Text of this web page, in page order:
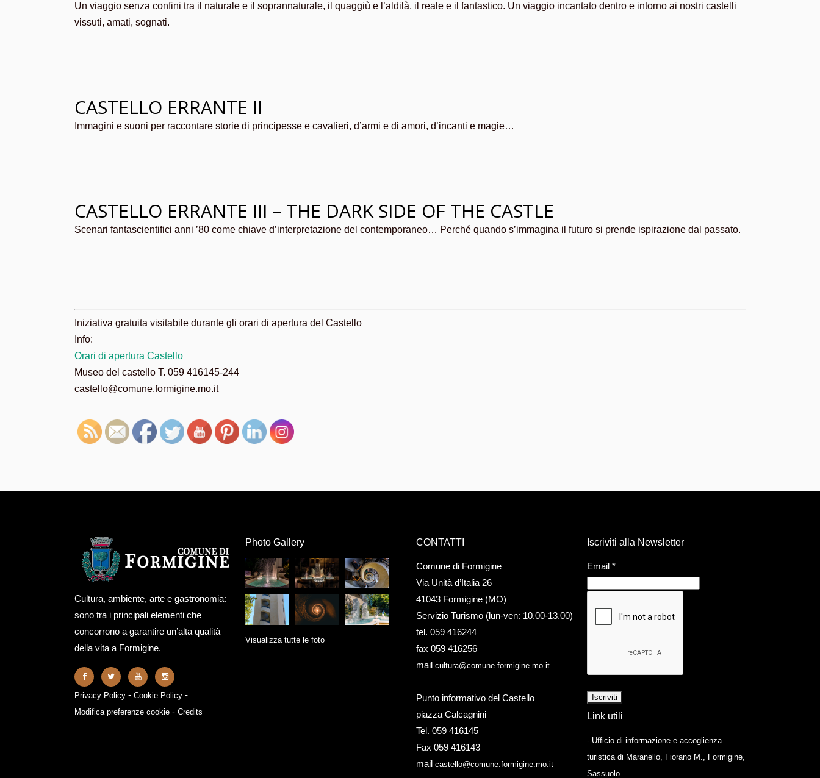
Un viaggio senza confini tra il naturale e il soprannaturale, il quaggiù e l’aldilà, il reale e il fantastico. Un viaggio incantato dentro e intorno ai nostri castelli
vissuti, amati, sognati.
CASTELLO ERRANTE II
Immagini e suoni per raccontare storie di principesse e cavalieri, d’armi e di amori, d’incanti e magie…
CASTELLO ERRANTE III – THE DARK SIDE OF THE CASTLE
Scenari fantascientifici anni ’80 come chiave d’interpretazione del contemporaneo… Perché quando s’immagina il futuro si prende ispirazione dal passato.
Iniziativa gratuita visitabile durante gli orari di apertura del Castello
Info:
Orari di apertura Castello
Museo del castello T. 059 416145-244
castello@comune.formigine.mo.it
Cultura, ambiente, arte e gastronomia:
sono tra i principali elementi che
concorrono a garantire un’alta qualità
della vita a Formigine.
Privacy Policy - Cookie Policy -
Modifica preferenze cookie - Credits
Photo Gallery
Visualizza tutte le foto
CONTATTI
Comune di Formigine
Via Unità d’Italia 26
41043 Formigine (MO)
Servizio Turismo (lun-ven: 10.00-13.00)
tel. 059 416244
fax 059 416256
mail cultura@comune.formigine.mo.it
Punto informativo del Castello
piazza Calcagnini
Tel. 059 416145
Fax 059 416143
mail castello@comune.formigine.mo.it
Iscriviti alla Newsletter
Email *
Link utili
- Ufficio di informazione e accoglienza
turistica di Maranello, Fiorano M., Formigine,
Sassuolo